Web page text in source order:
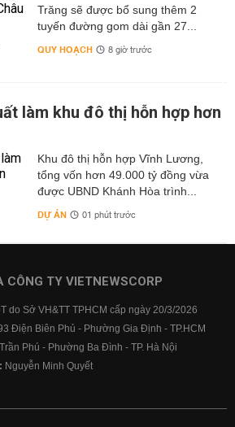
Trăng sẽ được bổ sung thêm 2
tuyến đường gom dài gần 27...
QUY HOẠCH 8 giờ trước
làm khu đô thị hỗn hợp hơn
Khu đô thị hỗn hợp Vĩnh Lương,
tổng vốn hơn 49.000 tỷ đồng vừa
được UBND Khánh Hòa trình...
DỰ ÁN 01 phút trước
TY VIETNEWSCORP
do Sở VH&TT TPHCM cấp ngày 20/3/2026
Điện Biên Phủ - Phường Gia Định - TP.HCM
Phú - Phường Ba Đình - TP. Hà Nội
Nguyễn Minh Quyết